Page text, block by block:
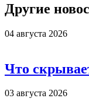
Другие
04 августа 2026
Что
03 августа 2026